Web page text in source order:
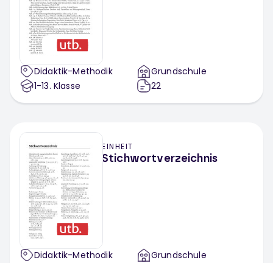
Didaktik-Methodik
1-13. Klasse
Grundschule
22
EINHEIT
Stichwortverzeichnis
Didaktik-Methodik
Grundschule